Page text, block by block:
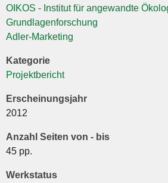
OIKOS - Institut für angewandte
Grundlagenforschung
Adler-Marketing
Kategorie
Projektbericht
Erscheinungsjahr
2012
Anzahl Seiten von - bis
45 pp.
Werkstatus